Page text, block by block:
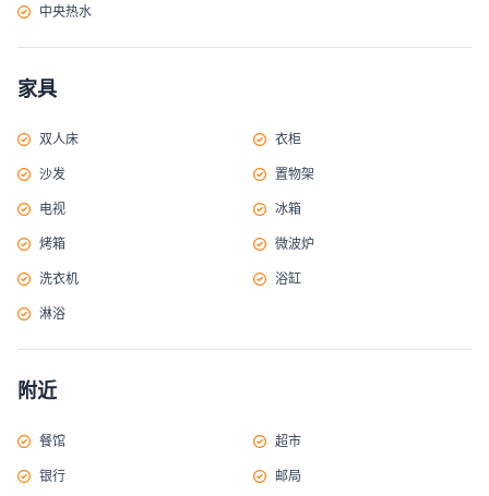
中央热水
家具
双人床 衣柜
沙发 置物架
电视 冰箱
烤箱 微波炉
洗衣机 浴缸
淋浴
附近
餐馆 超市
银行 邮局